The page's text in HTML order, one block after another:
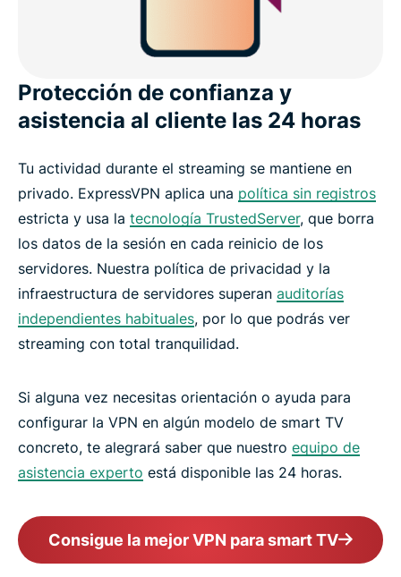
Protección de confianza y
asistencia al cliente las 24 horas
Tu actividad durante el streaming se mantiene en
privado. ExpressVPN aplica una política sin registros
estricta y usa la tecnología TrustedServer, que borra
los datos de la sesión en cada reinicio de los
servidores. Nuestra política de privacidad y la
infraestructura de servidores superan auditorías
independientes habituales, por lo que podrás ver
streaming con total tranquilidad.
Si alguna vez necesitas orientación o ayuda para
configurar la VPN en algún modelo de smart TV
concreto, te alegrará saber que nuestro equipo de
asistencia experto está disponible las 24 horas.
Consigue la mejor VPN para smart TV